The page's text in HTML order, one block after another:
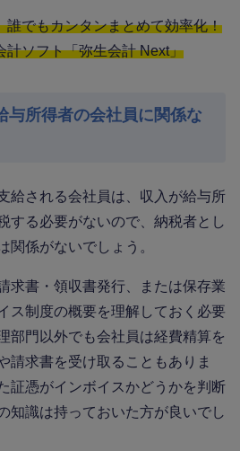
誰でもカンタンまとめて効率化！
計ソフト「弥生会計 Next」
与所得者の会社員に関係な
給される会社員は、収入が給与所
する必要がないので、納税者とし
関係がないでしょう。
求書・領収書発行、または保存業
ス制度の概要を理解しておく必要
部門以外でも会社員は経費精算を
請求書を受け取ることもありま
証憑がインボイスかどうかを判断
知識は持っておいた方が良いでし